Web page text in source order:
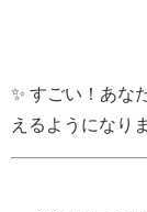
✨ すごい！あな
えるようになり